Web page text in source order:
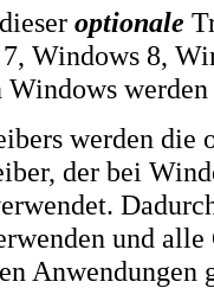
optionale
Windows 8,
werden die
der bei
und
Anwendungen